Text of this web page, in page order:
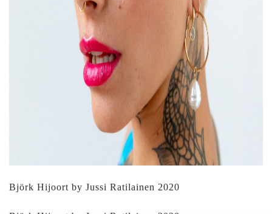
Björk Hijoort by Jussi Ratilainen 2020